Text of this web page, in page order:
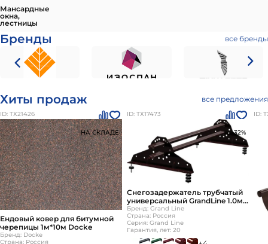
Мансардные
окна,
лестницы
Бренды все бренды
Хиты продаж все предложения
ID: ТХ21426
НА СКЛАДЕ
Ендовый ковер для битумной
черепицы 1м*10м Docke
Бренд: Docke
Страна: Россия
ID: ТХ17473
-32%
Снегозадержатель трубчатый
универсальный GrandLine 1.0м
для металлочерепицы и
мягкой кровли
Бренд: Grand Line
Страна: Россия
Серия: Grand Line
Гарантия, лет: 20
ID: